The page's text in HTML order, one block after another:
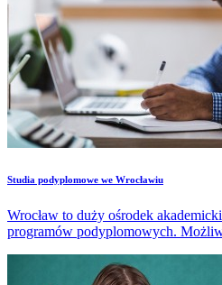
Studia podyplomowe we Wrocławiu
Wrocław to duży ośrodek
programów podyplomowych.